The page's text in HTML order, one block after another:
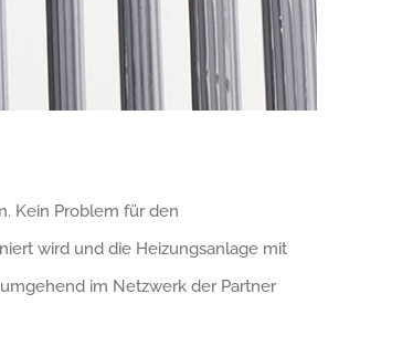
Kein Problem für den
wird und die Heizungsanlage mit
im Netzwerk der Partner